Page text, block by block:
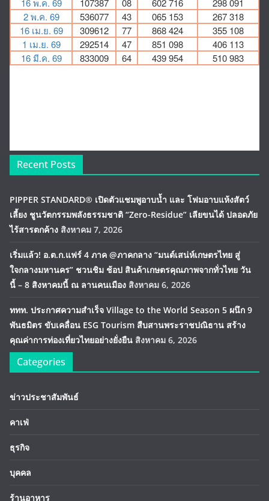
Recent Posts
PIPPER STANDARD® เปิดตัวแชมพูอาบน้ำ และ โฟมอาบแห้งสัตว์
เลี้ยง ชูนวัตกรรมพลังธรรมชาติ “Zero-Residue” เลียขนได้ ปลอดภัย
ไร้สารตกค้าง สิงหาคม 7, 2026
เริ่มแล้ว! อ.ต.ก.แฟร์ 4 ภาค @ภาคกลาง “มนต์เสน่ห์เกษตรไทย สู่
ใจกลางมหานคร” ชวนชิม ช้อป สินค้าเกษตรคุณภาพจากทั่วไทย วัน
นี้ – 8 สิงหาคมนี้ ณ ลานคนเมือง สิงหาคม 6, 2026
ททท. ประกาศความสำเร็จ Village to the World Season 5 ผนึก 9
พันธมิตร ขับเคลื่อน ESG Tourism สืบสานพระราชปณิธาน สร้าง
คุณค่าการท่องเที่ยวไทยอย่างยั่งยืน สิงหาคม 6, 2026
Categories
ข่าวประชาสัมพันธ์
คาเฟ่
ธุรกิจ
บุคคล
ร้านอาหาร